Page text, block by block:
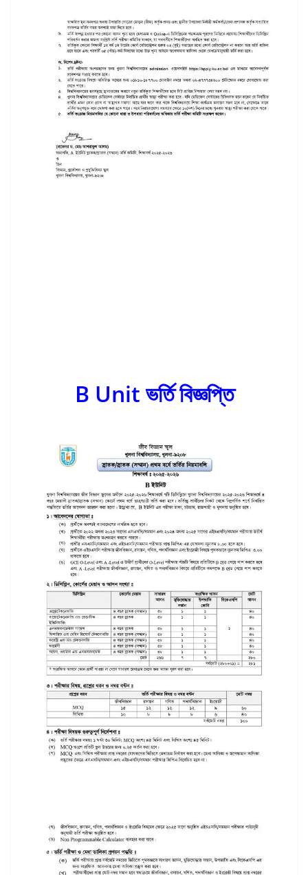
B Unit ভর্তি বিজ্ঞপ্তি